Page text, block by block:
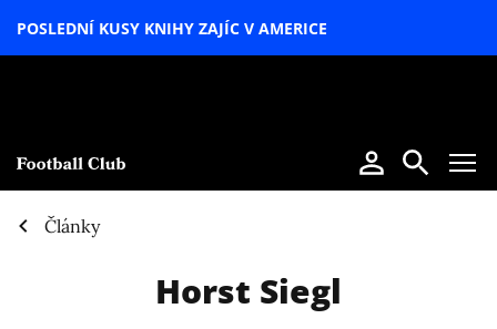
POSLEDNÍ KUSY KNIHY ZAJÍC V AMERICE
Články
Horst Siegl